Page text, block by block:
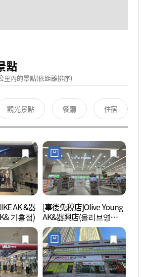
點
里內的景點(依距離排序)
觀光景點 餐廳 住宿
AK &器
기흥점)
[事後免稅店]Olive Young
AK&器興店(올리브영
AK& 기흥점)